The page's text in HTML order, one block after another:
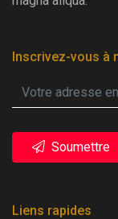
Inscrivez-vous à
Soumettre
Liens rapides